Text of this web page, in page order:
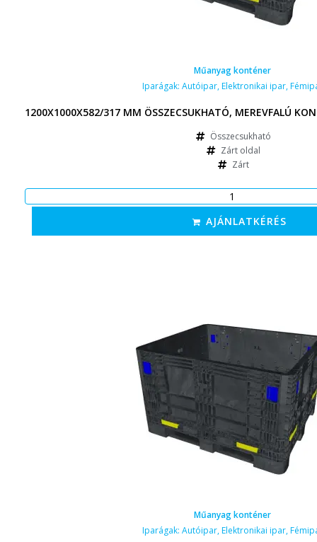
Műanyag konténer
Iparágak: Autóipar,Elektronikai ipar,
1200X1000X582/317 MM ÖSSZECSUKHATÓ, MEREVFALÚ
Összecsukható
Zárt oldal
Zárt
AJÁNLATKÉRÉS
Műanyag konténer
Iparágak: Autóipar,Elektronikai ipar,